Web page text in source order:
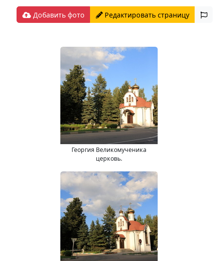
Добавить фото Редактировать страницу
Георгия Великомученика
церковь.